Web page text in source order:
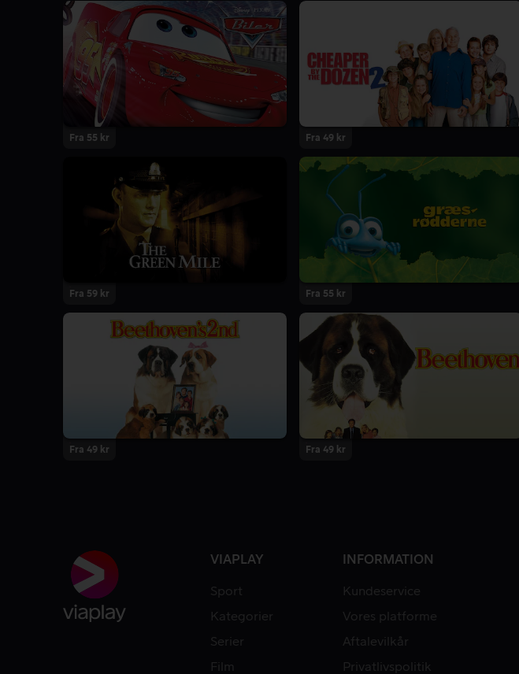
Fra 55 kr Fra 49 kr
Fra 59 kr Fra 55 kr
Fra 49 kr Fra 49 kr
VIAPLAY
Sport
Kategorier
Serier
Film
INFORMATION
Kundeservice
Vores platforme
Aftalevilkår
Privatlivspolitik